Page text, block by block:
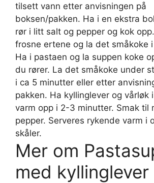
tilsett vann etter anvisningen på
boksen/pakken. Ha i en ekstra
rør i litt salt og pepper og kok
frosne ertene og la det småkoke
Ha i pastaen og la suppen koke
du rører. La det småkoke under
i ca 5 minutter eller etter
pakken. Ha kyllinglever og vårløk
varm opp i 2-3 minutter. Smak til
pepper. Serveres rykende varm i
skåler.
Mer om
med kyllinglever